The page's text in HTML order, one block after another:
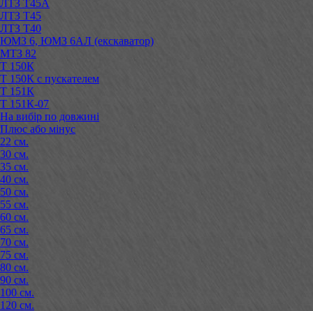
ЛТЗ Т45А
ЛТЗ Т45
ЛТЗ Т40
ЮМЗ 6, ЮМЗ 6АЛ (екскаватор)
МТЗ 82
Т 150К
Т 150К с пускателем
Т 151К
Т 151К-07
На вибір по довжині
Плюс або мінус
22 см.
30 см.
35 см.
40 см.
50 см.
55 см.
60 см.
65 см.
70 см.
75 см.
80 см.
90 см.
100 см.
120 см.